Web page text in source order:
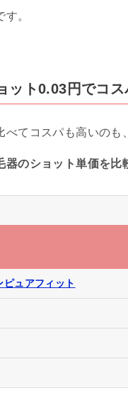
。
ット0.03円でコ
べてコスパも高いのも
器のショット単価を比
ピュアフィット